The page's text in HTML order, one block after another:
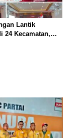
Lantik
24 Kecamatan,